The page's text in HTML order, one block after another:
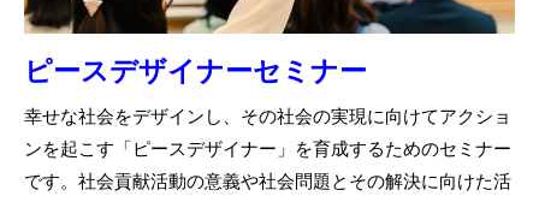
ピースデザイナーセミナー
幸せな社会をデザインし、その社会の実現に向けてアクショ
ンを起こす「ピースデザイナー」を育成するためのセミナー
です。社会貢献活動の意義や社会問題とその解決に向けた活